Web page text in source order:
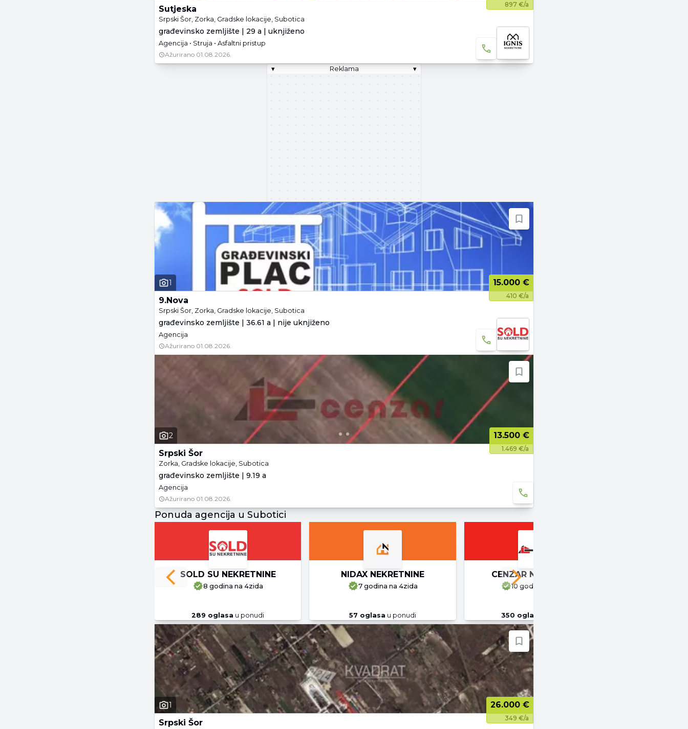
897 €/a
Sutjeska
Srpski Šor, Zorka, Gradske lokacije, Subotica
građevinsko zemljište | 29 a | uknjiženo
Agencija • Struja • Asfaltni pristup
Ažurirano 01.08.2026.
▾
Reklama ▾
1 15.000 €
410 €/a
9.Nova
Srpski Šor, Zorka, Gradske lokacije, Subotica
građevinsko zemljište | 36.61 a | nije uknjiženo
Agencija
Ažurirano 01.08.2026.
2 13.500 €
1.469 €/a
Srpski Šor
Zorka, Gradske lokacije, Subotica
građevinsko zemljište | 9.19 a
Agencija
Ažurirano 01.08.2026.
Ponuda agencija u Subotici
SOLD SU NEKRETNINE
8 godina na 4zida
289 oglasa u ponudi
NIDAX NEKRETNINE
7 godina na 4zida
57 oglasa u ponudi
CENZAR NEKRETNINE
10 godina
350 oglasa
Previous slide Next slide
1 26.000 €
349 €/a
Srpski Šor